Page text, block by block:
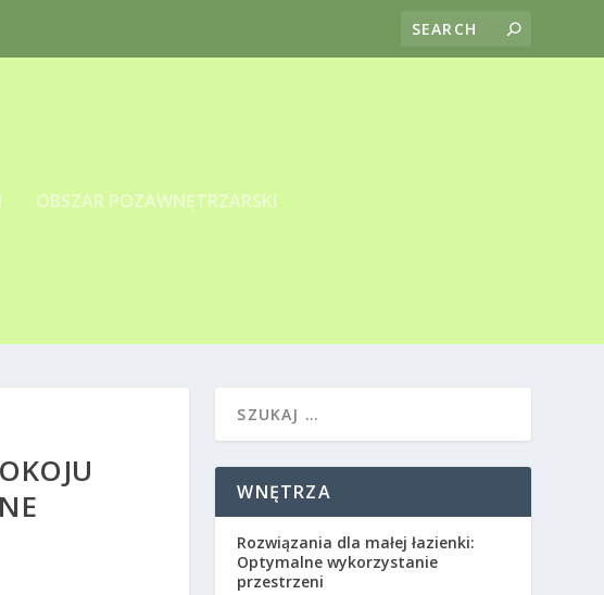
OBSZAR POZAWNĘTRZARSKI
WNĘTRZA
Rozwiązania dla małej łazienki:
Optymalne wykorzystanie
przestrzeni